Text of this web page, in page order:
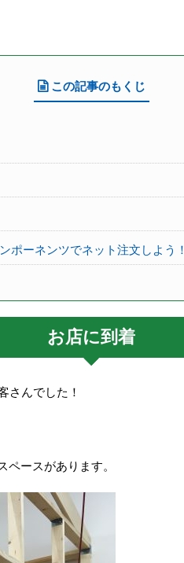
この記事のもくじ
ポーネンツでネット注文しよう！
お店に到着
さんでした！
ペースがあります。